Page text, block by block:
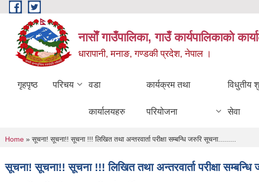
Skip to main content
नासाेँ गाउँपालिका, गाउँ कार्यपालिकाकाे
धारापानी, मनाङ, गण्डकी प्रदेश, नेपाल ।
गृहपृष्ठ परिचय वडा
कार्यालयहरु
कार्यक्रम तथा
परियोजना
विधुतीय
सेवा
You are here
Home » सूचना! सूचना!! सूचना !!! लिखित तथा अन्तरवार्ता परीक्षा सम्बन्धि जरुरि सूचना.........
सूचना! सूचना!! सूचना !!! लिखित तथा अन्तरवार्ता परीक्षा